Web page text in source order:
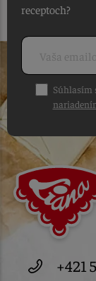
receptoch?
Súhlasím
+421